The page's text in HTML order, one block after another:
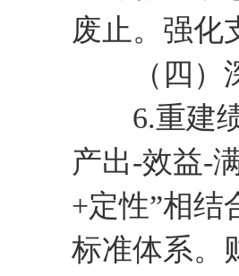
废止。强化
（四）深
6.重建绩
产出-效益-
+定性”相结
标准体系。